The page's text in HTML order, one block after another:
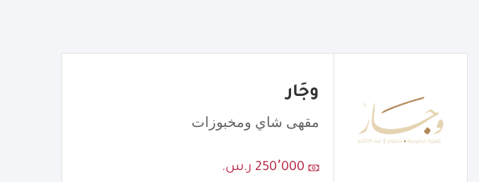
وجَار
مقهى شاي ومخبوزات
250٬000 ر.س.